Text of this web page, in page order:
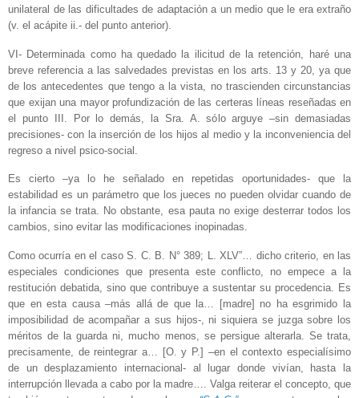
unilateral de las dificultades de adaptación a un medio que le era extraño
(v. el acápite ii.- del punto anterior).
VI- Determinada como ha quedado la ilicitud de la retención, haré una
breve referencia a las salvedades previstas en los arts. 13 y 20, ya que
de los antecedentes que tengo a la vista, no trascienden circunstancias
que exijan una mayor profundización de las certeras líneas reseñadas en
el punto III. Por lo demás, la Sra. A. sólo arguye –sin demasiadas
precisiones- con la inserción de los hijos al medio y la inconveniencia del
regreso a nivel psico-social.
Es cierto –ya lo he señalado en repetidas oportunidades- que la
estabilidad es un parámetro que los jueces no pueden olvidar cuando de
la infancia se trata. No obstante, esa pauta no exige desterrar todos los
cambios, sino evitar las modificaciones inopinadas.
Como ocurría en el caso S. C. B. N° 389; L. XLV”… dicho criterio, en las
especiales condiciones que presenta este conflicto, no empece a la
restitución debatida, sino que contribuye a sustentar su procedencia. Es
que en esta causa –más allá de que la… [madre] no ha esgrimido la
imposibilidad de acompañar a sus hijos-, ni siquiera se juzga sobre los
méritos de la guarda ni, mucho menos, se persigue alterarla. Se trata,
precisamente, de reintegrar a… [O. y P.] –en el contexto especialísimo
de un desplazamiento internacional- al lugar donde vivían, hasta la
interrupción llevada a cabo por la madre…. Valga reiterar el concepto, que